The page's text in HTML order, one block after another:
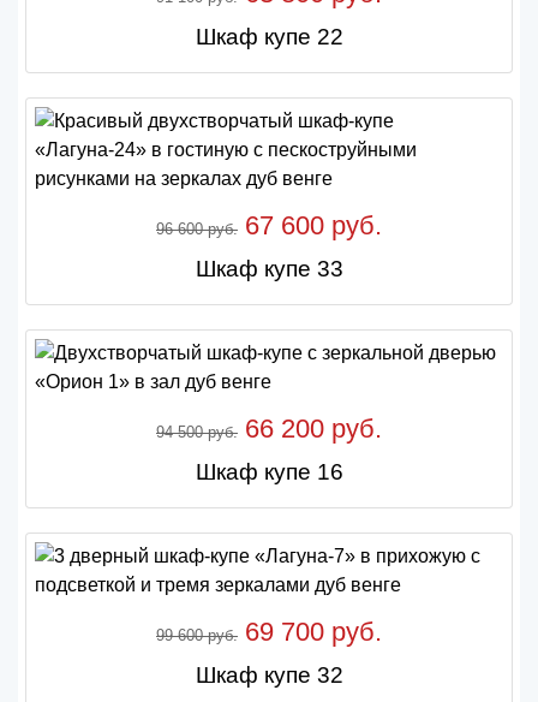
Шкаф купе 22
96 600 руб. 67 600 руб.
Шкаф купе 33
94 500 руб. 66 200 руб.
Шкаф купе 16
99 600 руб. 69 700 руб.
Шкаф купе 32